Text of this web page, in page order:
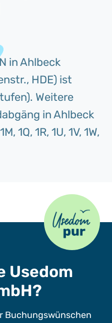
in Ahlbeck
HDE) ist
Weitere
in Ahlbeck
1Q, 1R, 1U, 1V, 1W,
Usedom Pur
Usedom
Buchungswünschen